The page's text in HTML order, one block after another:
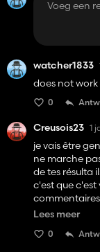
watcher1833
does not
0
Creusois23 1
je vais être
ne marche
de tes résulta
c'est que c'est
mod que je le
réellement, et
Lees meer
0